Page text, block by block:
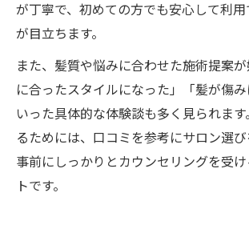
が丁寧で、初めての方でも安心して利
が目立ちます。
また、髪質や悩みに合わせた施術提案
に合ったスタイルになった」「髪が傷
いった具体的な体験談も多く見られま
るためには、口コミを参考にサロン選び
事前にしっかりとカウンセリングを受
トです。